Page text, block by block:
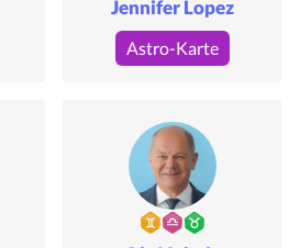
Jennifer Lopez
Astro-Karte